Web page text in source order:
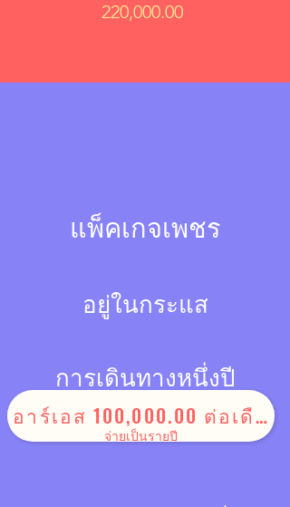
220,000.00
แพ็คเกจเพชร
อยู่ในกระแส
การเดินทางหนึ่งปี
อาร์เอส 100,000.00 ต่อเดือน
จ่ายเป็นรายปี